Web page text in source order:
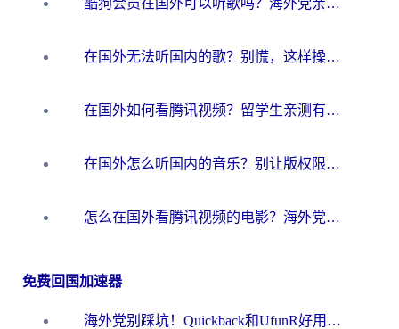
酷狗会员在国外可以听歌吗？海外党亲测有效：3步解决音乐权限难题
在国外无法听国内的歌？别慌，这样操作就能畅听QQ音乐（附亲测加速器推荐）
在国外如何看腾讯视频？留学生亲测有效的回国加速方案
在国外怎么听国内的音乐？别让版权限制断了你的华语歌单
怎么在国外看腾讯视频的电影？海外党亲测有效的回国加速指南
免费回国加速器
海外党别踩坑！Quickback和UfunR好用吗？选对回国加速器才能无缝刷国内资源